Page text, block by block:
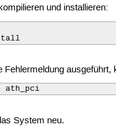
und installieren:
Fehlermeldung ausgeführt,
ath_pci
System neu.